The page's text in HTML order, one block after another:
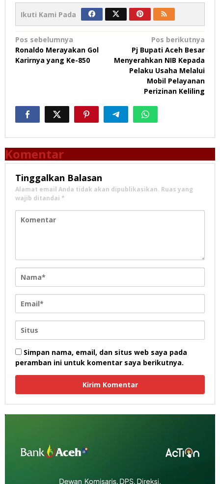
Ikuti Kami Pada
Navigasi
pos
Pos sebelumnya
Ronaldo Merayakan Gol
Karirnya yang Ke-850
Pos berikutnya
Pj Bupati Aceh Besar
Menyerahkan NIB Kepada
Pelaku Usaha Melalui
Mobil Pelayanan
Perizinan Keliling
Komentar
Tinggalkan Balasan
Alamat email Anda tidak akan dipublikasikan. Ruas yang
wajib ditandai *
Simpan nama, email, dan situs web saya pada
peramban ini untuk komentar saya berikutnya.